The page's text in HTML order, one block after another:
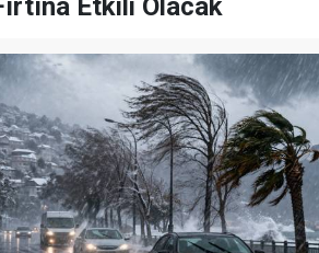
Etkili Olacak